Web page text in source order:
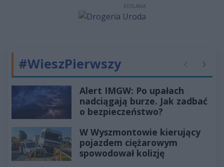
REKLAMA
#WieszPierwszy Poprzednie
Alert IMGW: Po upałach
nadciągają burze. Jak zadbać
o bezpieczeństwo?
W Wyszmontowie kierujący
pojazdem ciężarowym
spowodował kolizję